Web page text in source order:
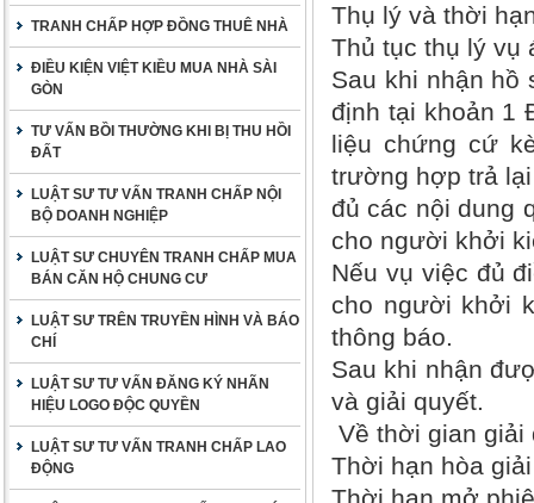
TRANH CHẤP HỢP ĐỒNG THUÊ NHÀ
ĐIỀU KIỆN VIỆT KIỀU MUA NHÀ SÀI
GÒN
TƯ VẤN BỒI THƯỜNG KHI BỊ THU HỒI
ĐẤT
LUẬT SƯ TƯ VẤN TRANH CHẤP NỘI
BỘ DOANH NGHIỆP
LUẬT SƯ CHUYÊN TRANH CHẤP MUA
BÁN CĂN HỘ CHUNG CƯ
LUẬT SƯ TRÊN TRUYỀN HÌNH VÀ BÁO
CHÍ
LUẬT SƯ TƯ VẤN ĐĂNG KÝ NHÃN
HIỆU LOGO ĐỘC QUYỀN
LUẬT SƯ TƯ VẤN TRANH CHẤP LAO
ĐỘNG
Thụ lý và thời
Thủ tục thụ lý vụ
Sau khi nhận
định tại khoản 1
liệu chứng cứ
trường hợp trả
đủ các nội dung
cho người khởi
Nếu vụ việc đủ
cho người khởi
thông báo.
Sau khi nhận
và giải quyết.
Về thời gian giải
Thời hạn hòa